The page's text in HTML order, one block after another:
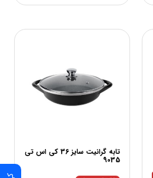
تابه گرانیت سایز 36 کی اس تی
9035